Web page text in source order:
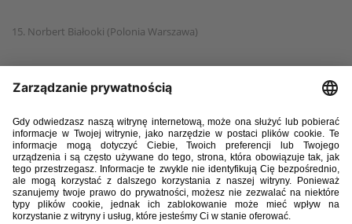
15. Norbert Białooki (Polonia Warszawa)
18. Jan Głąb (Widzew Łódź)
19. Adam Napiórkowski (Widzew Łódź)